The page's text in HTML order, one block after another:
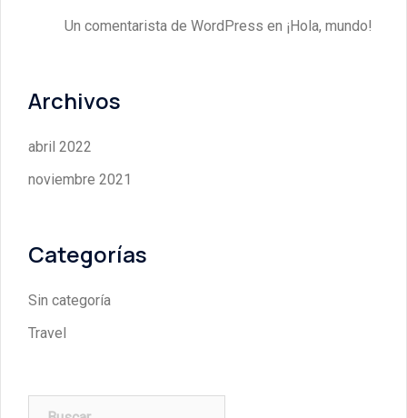
Un comentarista de WordPress en ¡Hola, mundo!
Archivos
abril 2022
noviembre 2021
Categorías
Sin categoría
Travel